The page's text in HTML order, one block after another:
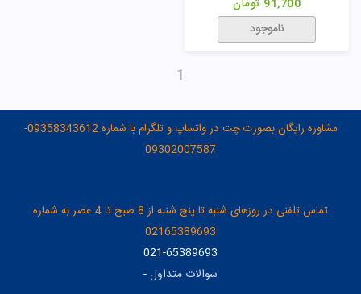
91,700 تومان
ناموجود
1
مشاوره رایگان بصورت چت در واتساپ و تلگرام با شماره 09358343612-
09302007587
تماس تلفنی در روزهای شنبه تا پنج شنبه از 8 صبح تا 4 عصر به شماره
02165389693
021-65389693
سوالات متداول-